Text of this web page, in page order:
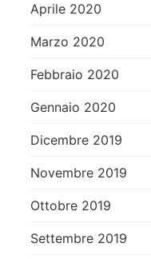
Aprile 2020
Marzo 2020
Febbraio 2020
Gennaio 2020
Dicembre 2019
Novembre 2019
Ottobre 2019
Settembre 2019